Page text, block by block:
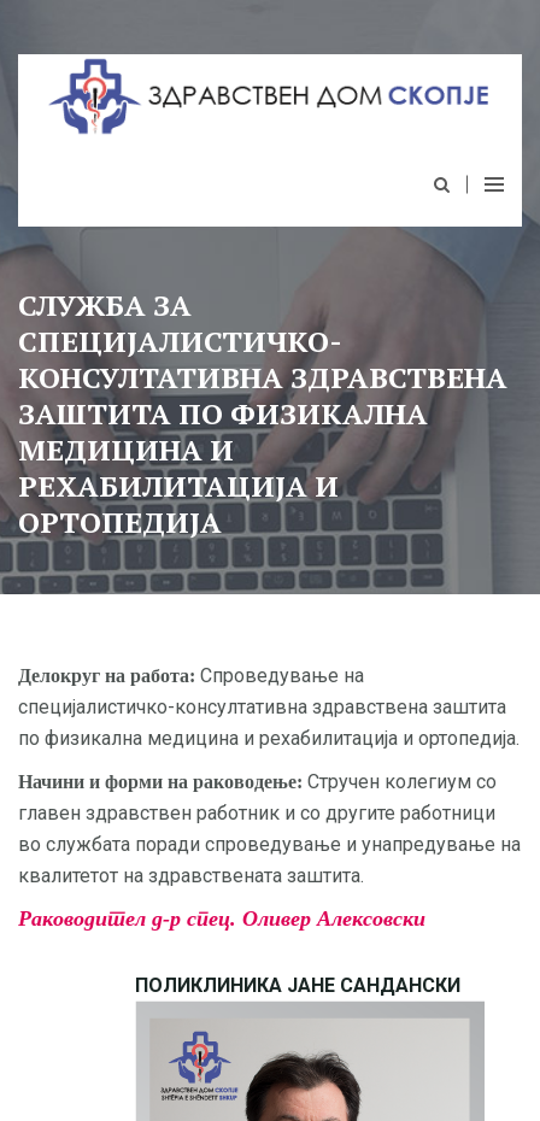
СЛУЖБА ЗА
СПЕЦИЈАЛИСТИЧКО-
КОНСУЛТАТИВНА ЗДРАВСТВЕНА
ЗАШТИТА ПО ФИЗИКАЛНА
МЕДИЦИНА И
РЕХАБИЛИТАЦИЈА И
ОРТОПЕДИЈА
Делокруг на работа: Спроведување на
специјалистичко-консултативна здравствена заштита
по физикална медицина и рехабилитација и ортопедија.
Начини и форми на раководење: Стручен колегиум со
главен здравствен работник и со другите работници
во службата поради спроведување и унапредување на
квалитетот на здравствената заштита.
Раководител д-р спец. Оливер Алексовски
ПОЛИКЛИНИКА ЈАНЕ САНДАНСКИ